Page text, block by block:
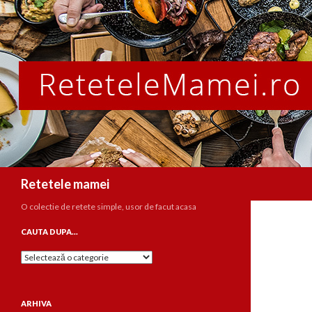
Retetele mamei
O colectie de retete simple, usor de facut acasa
CAUTA DUPA…
Cauta
ARHIVA